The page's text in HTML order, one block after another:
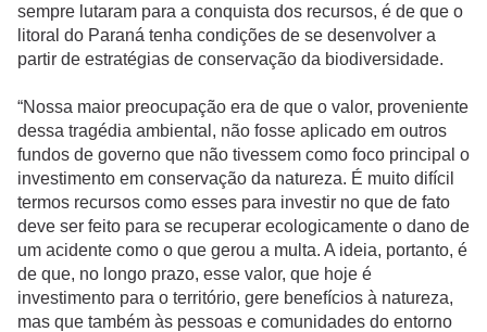
sempre lutaram para a conquista dos recursos, é de que o
litoral do Paraná tenha condições de se desenvolver a
partir de estratégias de conservação da biodiversidade.
“Nossa maior preocupação era de que o valor, proveniente
dessa tragédia ambiental, não fosse aplicado em outros
fundos de governo que não tivessem como foco principal o
investimento em conservação da natureza. É muito difícil
termos recursos como esses para investir no que de fato
deve ser feito para se recuperar ecologicamente o dano de
um acidente como o que gerou a multa. A ideia, portanto, é
de que, no longo prazo, esse valor, que hoje é
investimento para o território, gere benefícios à natureza,
mas que também às pessoas e comunidades do entorno